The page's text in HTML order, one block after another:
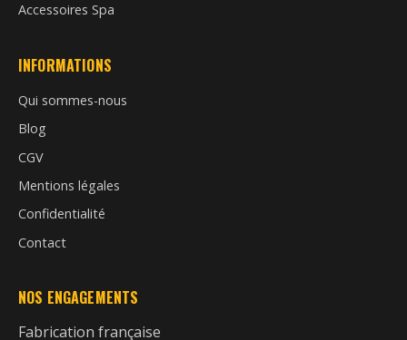
Accessoires Spa
INFORMATIONS
Qui sommes-nous
Blog
CGV
Mentions légales
Confidentialité
Contact
NOS ENGAGEMENTS
Fabrication française